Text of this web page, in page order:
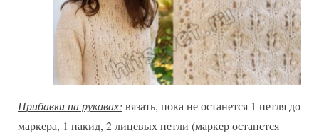
Прибавки на рукавах: вязать, пока не останется 1 петля до
маркера, 1 накид, 2 лицевых петли (маркер останется